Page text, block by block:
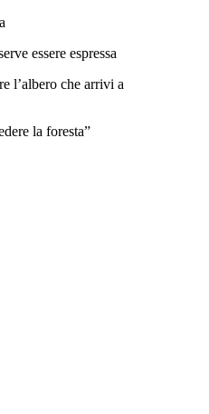
essere espressa
l’albero che arrivi a
la foresta”